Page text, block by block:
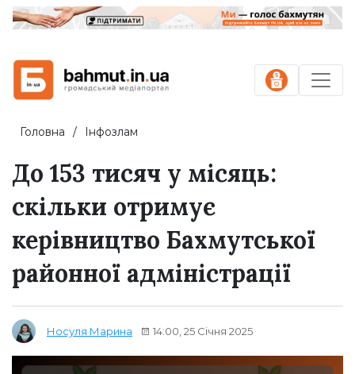
Головна Інфозлам
До 153 тисяч у місяць:
скільки отримує
керівництво Бахмутської
районної адміністрації
Носуля Марина 14:00, 25 Січня 2025